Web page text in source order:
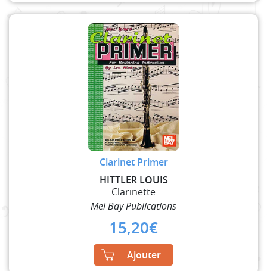
Clarinet Primer
HITTLER LOUIS
Clarinette
Mel Bay Publications
15,20€
Ajouter